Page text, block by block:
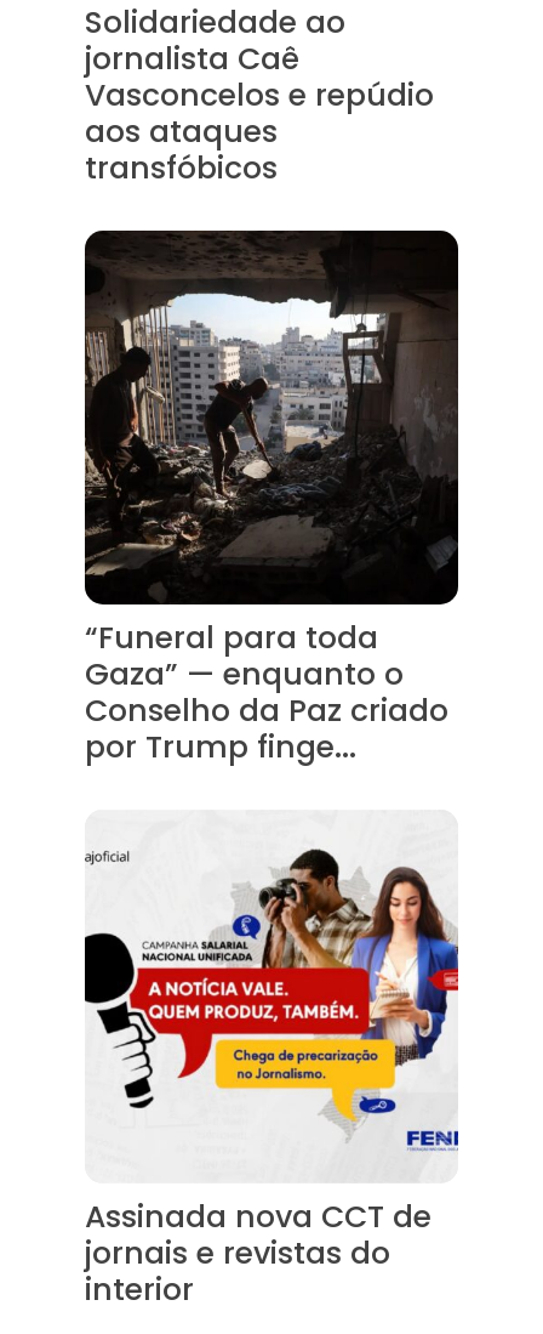
Solidariedade ao
jornalista Caê
Vasconcelos e repúdio
aos ataques
transfóbicos
“Funeral para toda Gaza” — enquanto o Conselho da
“Funeral para toda
Gaza” — enquanto o
Conselho da Paz criado
por Trump finge...
Assinada nova CCT de
jornais e revistas do
interior